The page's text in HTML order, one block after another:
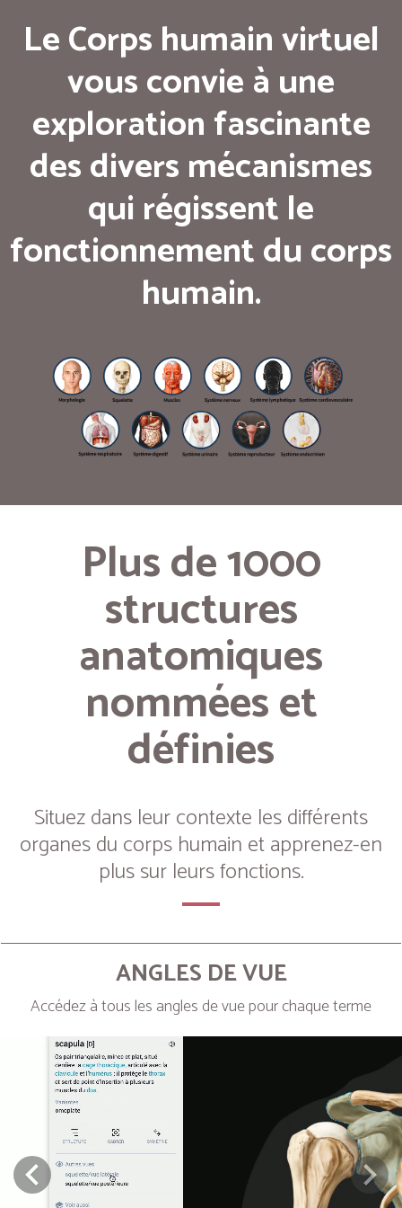
Le Corps humain virtuel
vous convie à une
exploration fascinante
des divers mécanismes
qui régissent le
fonctionnement du corps
humain.
Plus de 1000
structures
anatomiques
nommées et
définies
Situez dans leur contexte les différents
organes du corps humain et apprenez-en
plus sur leurs fonctions.
ANGLES DE VUE
Accédez à tous les angles de vue pour chaque terme